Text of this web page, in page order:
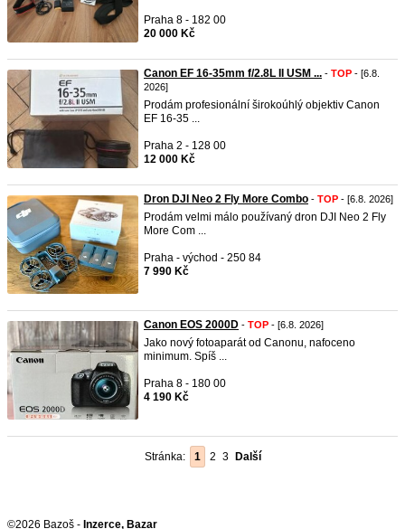
Praha 8 - 182 00
20 000 Kč
Canon EF 16-35mm f/2.8L II USM ... - TOP - [6.8.
2026]
Prodám profesionální širokoúhlý objektiv Canon
EF 16-35 ...
Praha 2 - 128 00
12 000 Kč
Dron DJI Neo 2 Fly More Combo - TOP - [6.8. 2026]
Prodám velmi málo používaný dron DJI Neo 2 Fly
More Com ...
Praha - východ - 250 84
7 990 Kč
Canon EOS 2000D - TOP - [6.8. 2026]
Jako nový fotoaparát od Canonu, nafoceno
minimum. Spíš ...
Praha 8 - 180 00
4 190 Kč
Stránka: 1 2 3 Další
©2026 Bazoš - Inzerce, Bazar